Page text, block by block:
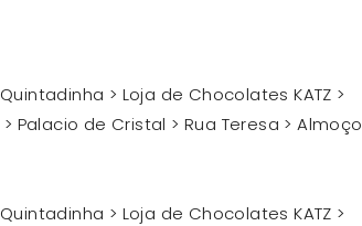
> Loja de Chocolates KATZ >
Palacio de Cristal > Rua Teresa > Almoço
> Loja de Chocolates KATZ >